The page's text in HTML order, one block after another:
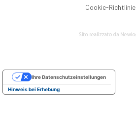
Cookie-Richtlinie
Hinweis bei Erhebung
Ihre Datenschutzeinstellungen